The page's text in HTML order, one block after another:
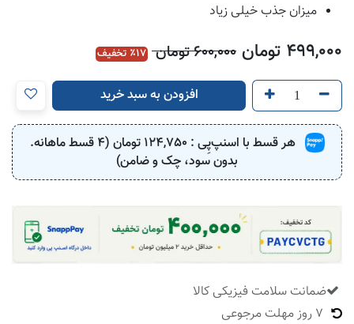
میزان جذب خیلی زیاد
499,000 تومان 600,000تومان 17٪ تخفیف
افزودن به سبد خرید
هر قسط با اسنپ‌پِی : 124,750
تومان (4 قسط ماهانه.
بدون سود، چک و ضامن)
ضمانت سلامت فیزیکی کالا